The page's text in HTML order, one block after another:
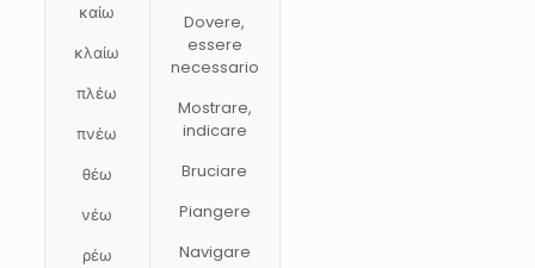
καίω
κλαίω
πλέω
πνέω
θέω
νέω
ρέω
Dovere,
essere
necessario
Mostrare,
indicare
Bruciare
Piangere
Navigare